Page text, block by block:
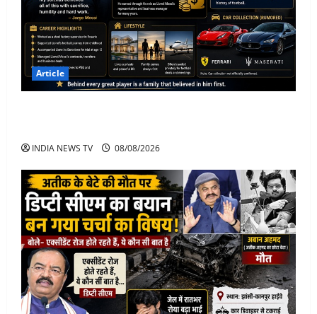
Article
INDIA NEWS TV 08/08/2026